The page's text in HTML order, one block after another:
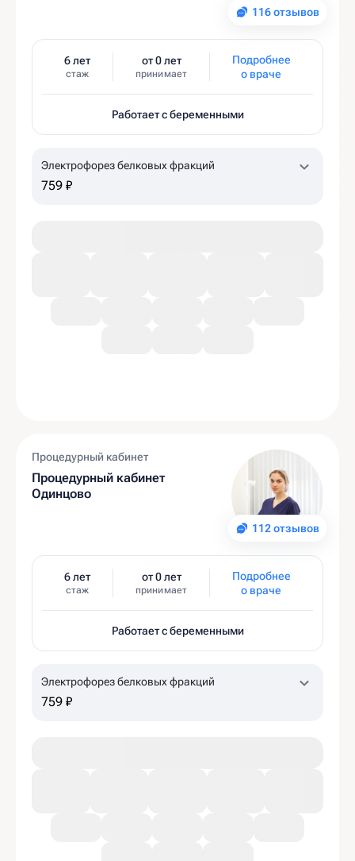
116 отзывов
6 лет
стаж
от 0 лет
принимает
Подробнее
о враче
Работает с беременными
Электрофорез белковых фракций
759 ₽
112 отзывов
Процедурный кабинет
Процедурный кабинет
Одинцово
6 лет
стаж
от 0 лет
принимает
Подробнее
о враче
Работает с беременными
Электрофорез белковых фракций
759 ₽